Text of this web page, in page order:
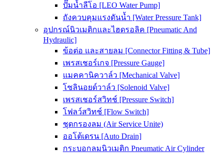
ปั๊มน้ำลีโอ [LEO Water Pump]
ถังควบคุมแรงดันน้ำ [Water Pressure Tank]
อุปกรณ์นิวเมติกและไฮดรอลิค [Pneumatic And
Hydraulic]
ข้อต่อ และสายลม [Connector Fitting & Tube]
เพรสเชอร์เกจ [Pressure Gauge]
แมคคานิควาล์ว [Mechanical Valve]
โซลินอยด์วาล์ว [Solenoid Valve]
เพรสเชอร์สวิทช์ [Pressure Switch]
โฟลว์สวิทช์ [Flow Switch]
ชุดกรองลม (Air Service Unite)
ออโต้เดรน [Auto Drain]
กระบอกลมนิวเมติก Pneumatic Air Cylinder